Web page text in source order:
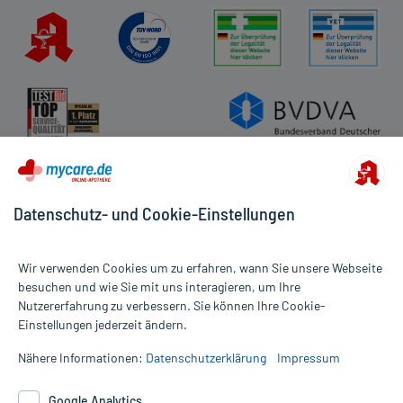
Alle Preise gelten inkl. MwSt., ggf. zzgl. Versandkosten
Informationen auf dieser Website werden ausschließlich für
die Untersuchung und Behandlung durch einen Arzt. Bitte
Datenschutz- und Cookie-Einstellungen
Wir verwenden Cookies um zu erfahren, wann Sie unsere Webseite
besuchen und wie Sie mit uns interagieren, um Ihre
Nutzererfahrung zu verbessern. Sie können Ihre Cookie-
Einstellungen jederzeit ändern.
Nähere Informationen: Datenschutzerklärung Impressum